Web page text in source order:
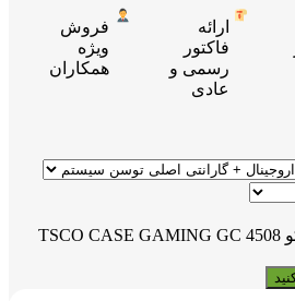
ارائه
فاکتور
رسمی و
عادی
فروش
ویژه
همکاران
کیس کامپیوتر گیمینگ تسکو TSCO CASE GAMING GC 4508